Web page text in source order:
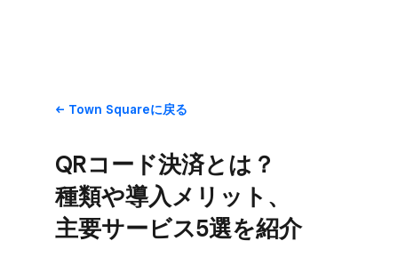
Town Squareに​戻る
QRコード決済とは？​
種類や​導入メリット、​
主要サービス5選を​紹介